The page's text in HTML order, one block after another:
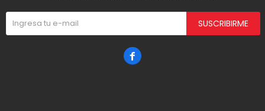
SUSCRIBIRME
